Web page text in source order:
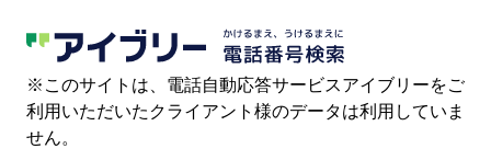
※このサイトは、電話自動応答サービスアイブリーをご
利用いただいたクライアント様のデータは利用していま
せん。